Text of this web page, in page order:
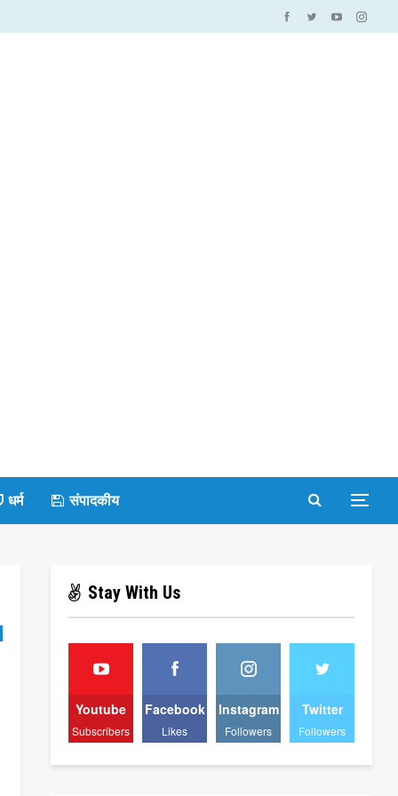
धर्म संपादकीय
Stay With Us
Youtube
Subscribers
Facebook
Likes
Instagram
Followers
Twitter
Followers